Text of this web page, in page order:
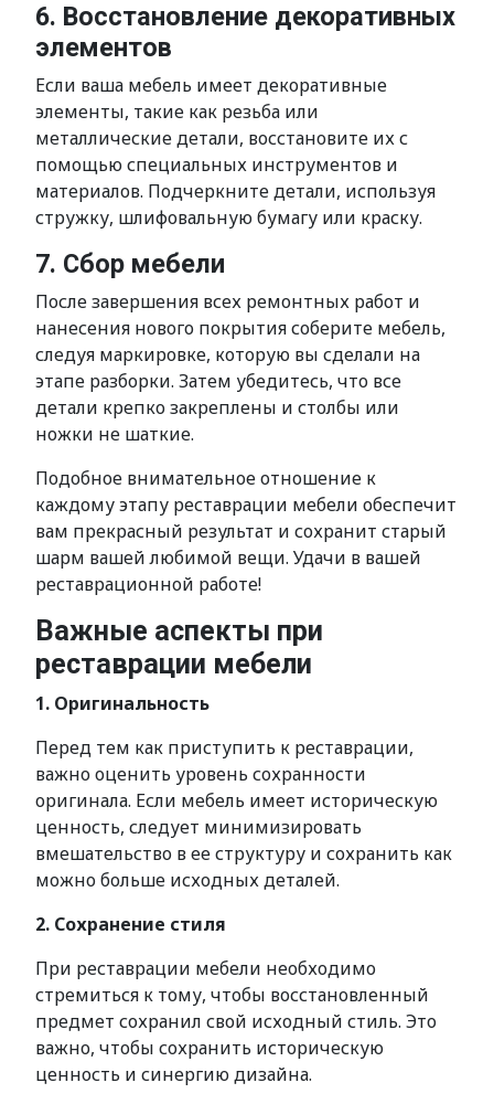
6. Восстановление декоративных
элементов
Если ваша мебель имеет декоративные
элементы, такие как резьба или
металлические детали, восстановите их с
помощью специальных инструментов и
материалов. Подчеркните детали, используя
стружку, шлифовальную бумагу или краску.
7. Сбор мебели
После завершения всех ремонтных работ и
нанесения нового покрытия соберите мебель,
следуя маркировке, которую вы сделали на
этапе разборки. Затем убедитесь, что все
детали крепко закреплены и столбы или
ножки не шаткие.
Подобное внимательное отношение к
каждому этапу реставрации мебели обеспечит
вам прекрасный результат и сохранит старый
шарм вашей любимой вещи. Удачи в вашей
реставрационной работе!
Важные аспекты при
реставрации мебели
1. Оригинальность
Перед тем как приступить к реставрации,
важно оценить уровень сохранности
оригинала. Если мебель имеет историческую
ценность, следует минимизировать
вмешательство в ее структуру и сохранить как
можно больше исходных деталей.
2. Сохранение стиля
При реставрации мебели необходимо
стремиться к тому, чтобы восстановленный
предмет сохранил свой исходный стиль. Это
важно, чтобы сохранить историческую
ценность и синергию дизайна.